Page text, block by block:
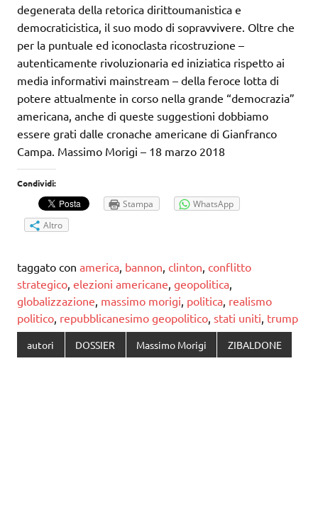
degenerata della retorica dirittoumanistica e
democraticistica, il suo modo di sopravvivere. Oltre che
per la puntuale ed iconoclasta ricostruzione –
autenticamente rivoluzionaria ed iniziatica rispetto ai
media informativi mainstream – della feroce lotta di
potere attualmente in corso nella grande “democrazia”
americana, anche di queste suggestioni dobbiamo
essere grati dalle cronache americane di Gianfranco
Campa. Massimo Morigi – 18 marzo 2018
Condividi:
Stampa
WhatsApp
Altro
taggato con america, bannon, clinton, conflitto
strategico, elezioni americane, geopolitica,
globalizzazione, massimo morigi, politica, realismo
politico, repubblicanesimo geopolitico, stati uniti, trump
autori DOSSIER Massimo Morigi ZIBALDONE